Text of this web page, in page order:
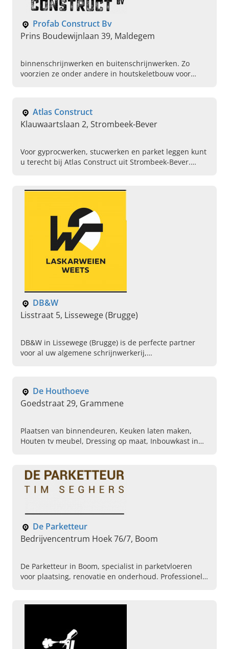
Profab Construct Bv
Prins Boudewijnlaan 39, Maldegem
binnenschrijnwerken en buitenschrijnwerken. Zo
voorzien ze onder andere in houtskeletbouw voor
Atlas Construct
Klauwaartslaan 2, Strombeek-Bever
Voor gyprocwerken, stucwerken en parket leggen kunt
u terecht bij Atlas Construct uit Strombeek-Bever.
DB&W
Lisstraat 5, Lissewege (Brugge)
DB&W in Lissewege (Brugge) is de perfecte partner
voor al uw algemene schrijnwerkerij,
De Houthoeve
Goedstraat 29, Grammene
Plaatsen van binnendeuren, Keuken laten maken,
Houten tv meubel, Dressing op maat, Inbouwkast in
Interieurbouw
De Parketteur
Bedrijvencentrum Hoek 76/7, Boom
De Parketteur in Boom, specialist in parketvloeren
voor plaatsing, renovatie en onderhoud. Professionele